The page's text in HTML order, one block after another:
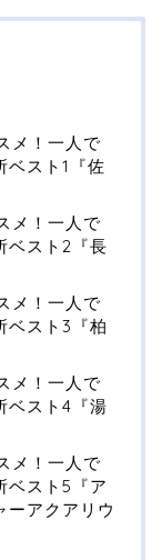
メ！一人で
ベスト1『佐
メ！一人で
ベスト2『長
メ！一人で
ベスト3『柏
メ！一人で
ベスト4『湯
メ！一人で
ベスト5『ア
ーアクアリウ